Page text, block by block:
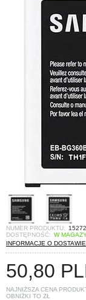
NUMER PRODUKTU:
DOSTĘPNOŚĆ: W
INFORMACJE O DOSTAWIE
50,80
NAJNIŻSZA CENA
OBNIŻKI TO ZŁ